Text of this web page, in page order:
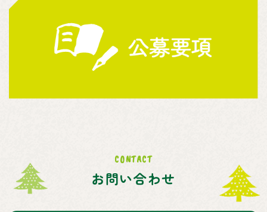
CONTACT
お問い合わせ